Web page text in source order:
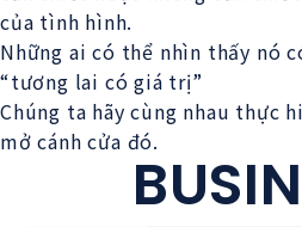
của tình hình.
Những ai có thể nhìn thấy nó
“tương lai có giá trị”
Chúng ta hãy cùng nhau thực
mở cánh cửa đó.